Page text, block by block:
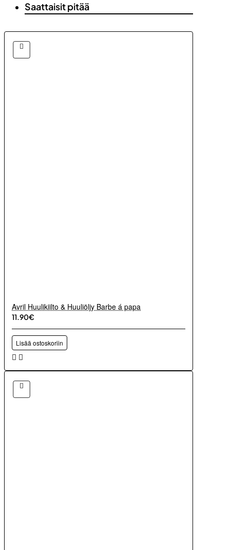
Saattaisit pitää
Avril Huulikiilto & Huuliöljy Barbe á papa
11.90€
Lisää ostoskoriin